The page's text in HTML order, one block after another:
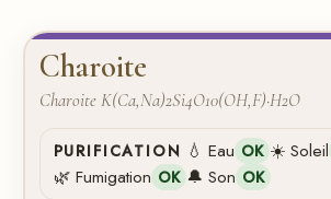
Charoite
Charoite K(Ca,Na)2Si4O10(OH,F)·H2O
PURIFICATION 💧 Eau OK ☀️ Soleil
🌿 Fumigation OK 🔔 Son OK